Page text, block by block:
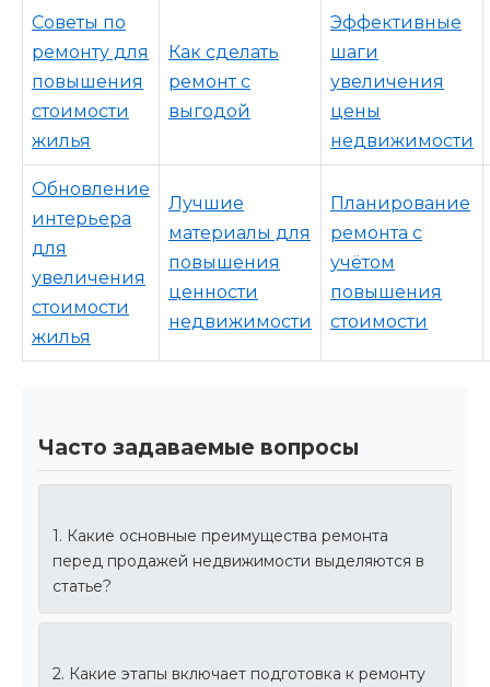
Советы по
ремонту для
повышения
стоимости
жилья
Как сделать
ремонт с
выгодой
Эффективные
шаги
увеличения
цены
недвижимости
Обновление
интерьера
для
увеличения
стоимости
жилья
Лучшие
материалы для
повышения
ценности
недвижимости
Планирование
ремонта с
учётом
повышения
стоимости
Часто задаваемые вопросы
1. Какие основные преимущества ремонта
перед продажей недвижимости выделяются в
статье?
2. Какие этапы включает подготовка к ремонту